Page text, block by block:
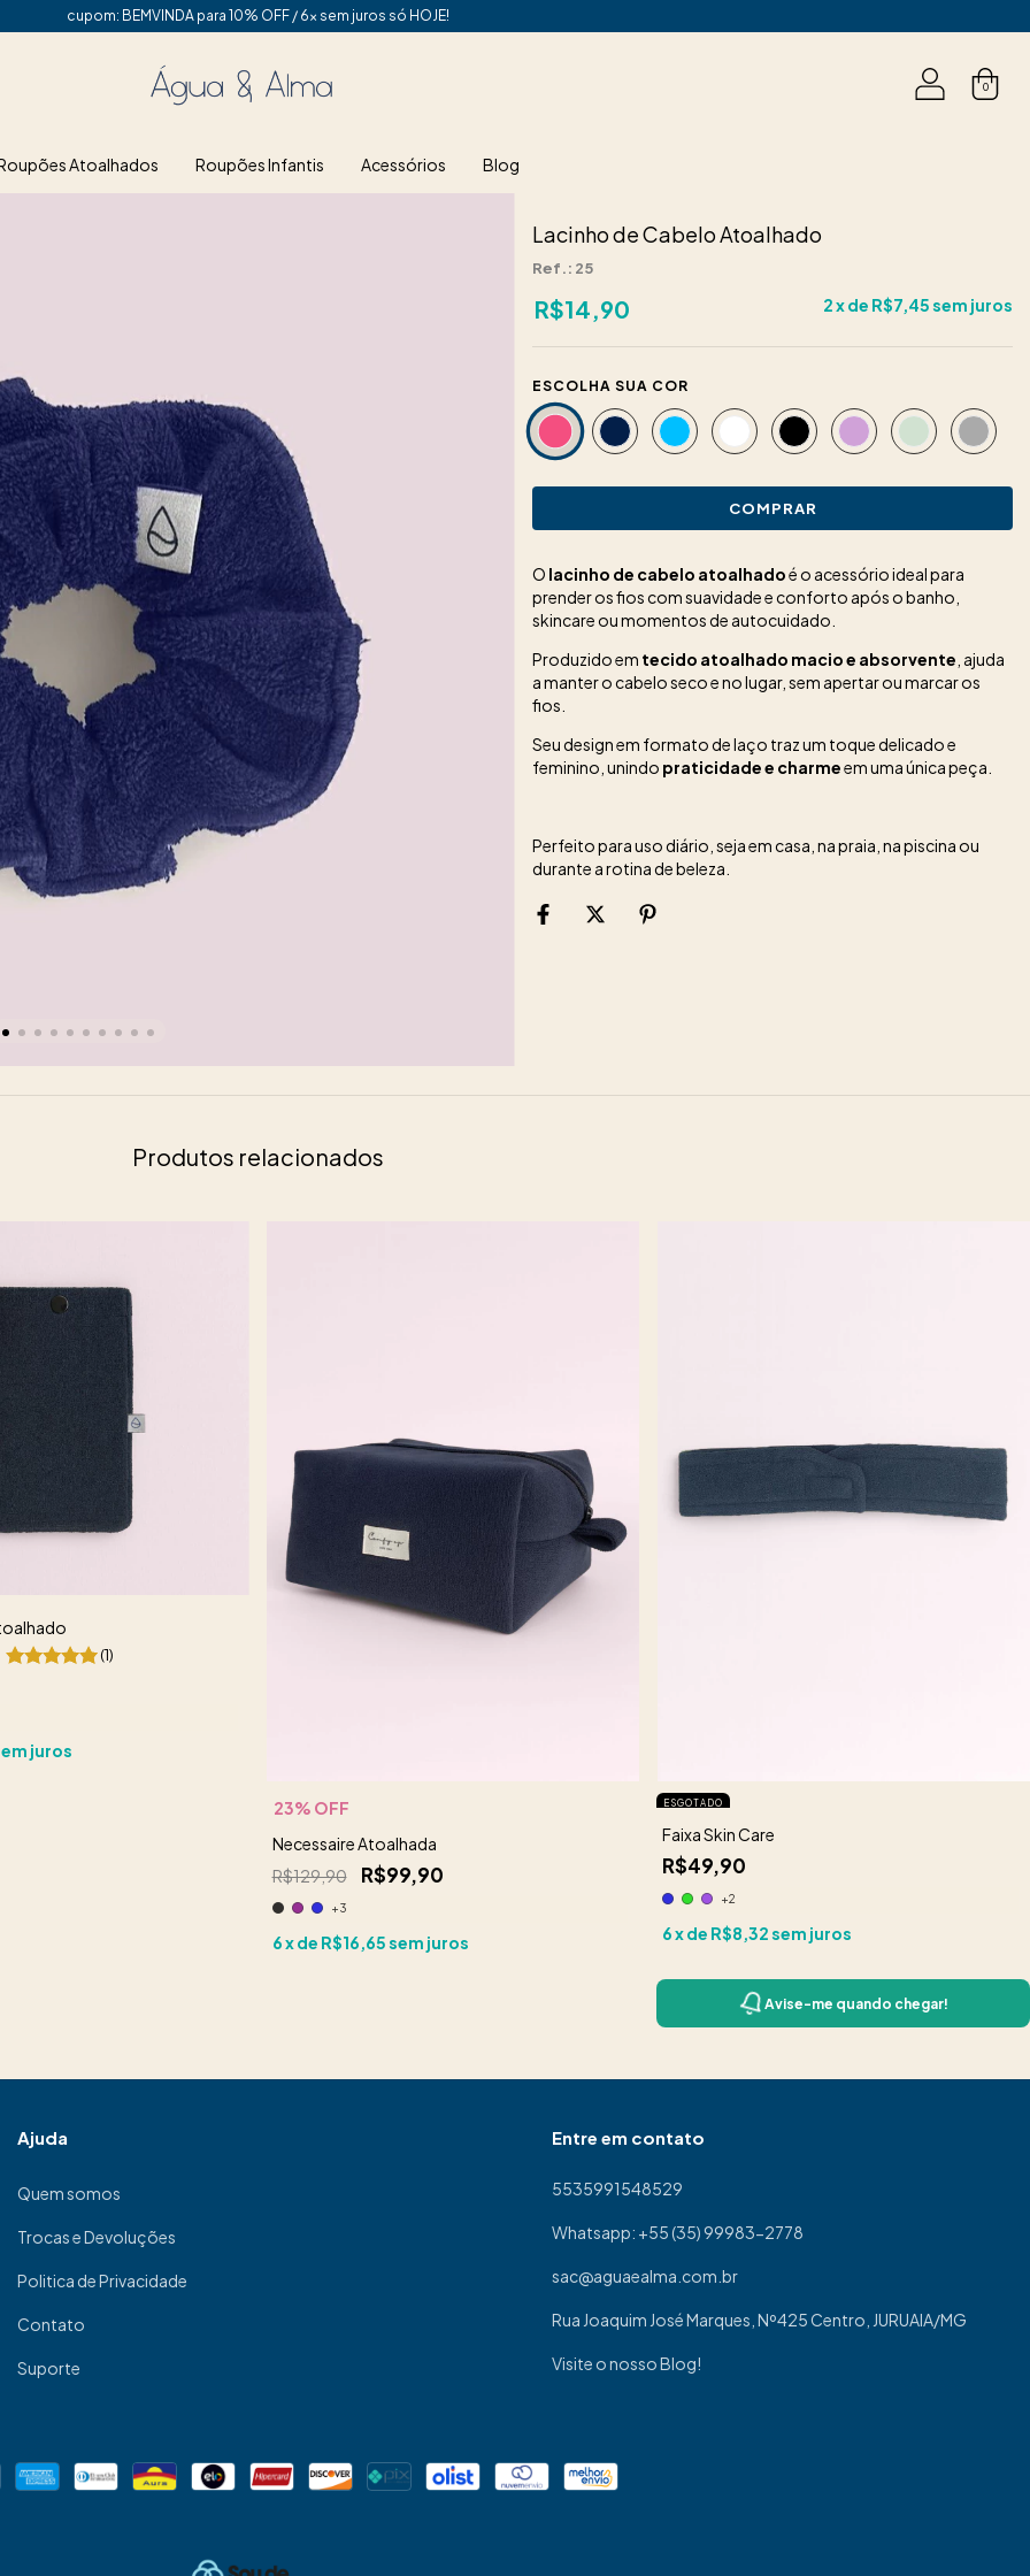
cupom: BEMVINDA para 10% OFF / 6x sem juros só HOJE!
0
Atoalhados Roupões Infantis Acessórios Blog
Lacinho de Cabelo Atoalhado
Ref.: 25
R$14,90 2x de R$7,45sem juros
COR
O lacinho de cabelo atoalhadoé o acessório ideal para
prender os fios com suavidade e conforto após o banho,
skincare ou momentos de autocuidado.
Produzido em tecido atoalhado macio e absorvente , ajuda
a manter o cabelo seco e no lugar, sem apertar ou marcar os
fios.
Seu design em formato de laço traz um toque delicado e
feminino, unindo praticidade e charmeem uma única peça.
Perfeito para uso diário, seja em casa, na praia, na piscina ou
durante a rotina de beleza.
Produtos relacionados
(1)
juros
23% OFF
Necessaire Atoalhada
R$129,90
R$99,90
+3
6x de R$16,65sem juros
ESGOTADO
Faixa Skin Care
R$49,90
+2
6x de R$8,32sem juros
Avise-me quando chegar!
Ajuda
Quem somos
Trocas e Devoluções
Politica de Privacidade
Contato
Suporte
Entre em contato
5535991548529
Whatsapp: +55 (35) 99983-2778
sac@aguaealma.com.br
Rua Joaquim José Marques, Nº425 Centro, JURUAIA/MG
Visite o nosso Blog!